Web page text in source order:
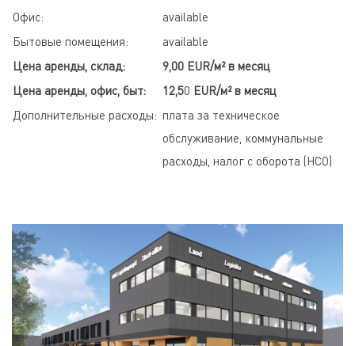
Офис:
available
Бытовые помещения:
available
Цена аренды, склад:
9,00 EUR/м² в месяц
Цена аренды, офис, быт:
12,50 EUR/м² в месяц
Дополнительные расходы: плата за техническое
обслуживание, коммунальные
расходы, налог с оборота (НСО)